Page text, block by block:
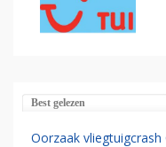
Best gelezen
Oorzaak